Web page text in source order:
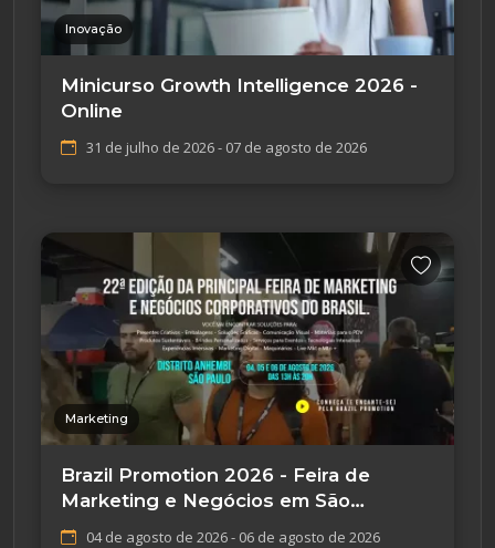
Inovação
Minicurso Growth Intelligence 2026 -
Online
31 de julho de 2026 - 07 de agosto de 2026
Marketing
Brazil Promotion 2026 - Feira de
Marketing e Negócios em São
Paulo/SP
04 de agosto de 2026 - 06 de agosto de 2026